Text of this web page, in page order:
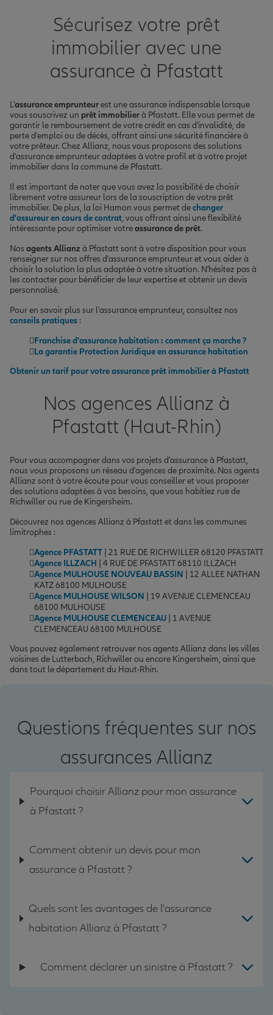
Sécurisez votre prêt
immobilier avec une
assurance à Pfastatt
L'assurance emprunteurest une assurance indispensable lorsque
vous souscrivez un prêt immobilierà Pfastatt. Elle vous permet de
garantir le remboursement de votre crédit en cas d'invalidité, de
perte d'emploi ou de décès, offrant ainsi une sécurité financière à
votre prêteur. Chez Allianz, nous vous proposons des solutions
d'assurance emprunteur adaptées à votre profil et à votre projet
immobilier dans la commune de Pfastatt.
Il est important de noter que vous avez la possibilité de choisir
librement votre assureur lors de la souscription de votre prêt
immobilier. De plus, la loi Hamon vous permet dechanger
d'assureur en cours de contrat, vous offrant ainsi une flexibilité
intéressante pour optimiser votreassurance de prêt.
Nos agents Allianz à Pfastatt sont à votre disposition pour vous
renseigner sur nos offres d'assurance emprunteur et vous aider à
choisir la solution la plus adaptée à votre situation. N'hésitez pas à
les contacter pour bénéficier de leur expertise et obtenir un devis
personnalisé.
Pour en savoir plus sur l'assurance emprunteur, consultez nos
conseils pratiques :
Franchise d'assurance habitation : comment ça marche ?
La garantie Protection Juridique en assurance habitation
Obtenir un tarif pour votre assurance prêt immobilier à Pfastatt
Nos agences Allianz à
Pfastatt (Haut-Rhin)
Pour vous accompagner dans vos projets d'assurance à Pfastatt,
nous vous proposons un réseau d'agences de proximité. Nos agents
Allianz sont à votre écoute pour vous conseiller et vous proposer
des solutions adaptées à vos besoins, que vous habitiez rue de
Richwiller ou rue de Kingersheim.
Découvrez nos agences Allianz à Pfastatt et dans les communes
limitrophes :
Agence PFASTATT | 21 RUE DE RICHWILLER 68120 PFASTATT
Agence ILLZACH | 4 RUE DE PFASTATT 68110 ILLZACH
Agence MULHOUSE NOUVEAU BASSIN | 12 ALLEE NATHAN
KATZ 68100 MULHOUSE
Agence MULHOUSE WILSON | 19 AVENUE CLEMENCEAU
68100 MULHOUSE
Agence MULHOUSE CLEMENCEAU | 1 AVENUE
CLEMENCEAU 68100 MULHOUSE
Vous pouvez également retrouver nos agents Allianz dans les villes
voisines de Lutterbach, Richwiller ou encore Kingersheim, ainsi que
dans tout le département du Haut-Rhin.
Questions fréquentes sur nos
assurances Allianz
Pourquoi choisir Allianz pour mon assurance
à Pfastatt ?
Comment obtenir un devis pour mon
assurance à Pfastatt ?
Quels sont les avantages de l'assurance
habitation Allianz à Pfastatt ?
Comment déclarer un sinistre à Pfastatt ?